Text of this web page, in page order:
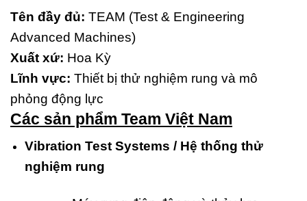
Tên đầy đủ: TEAM (Test & Engineering
Advanced Machines)
Xuất xứ: Hoa Kỳ
Lĩnh vực: Thiết bị thử nghiệm rung và mô
phỏng động lực
Các sản phẩm Team Việt Nam
Vibration Test Systems / Hệ thống thử
nghiệm rung